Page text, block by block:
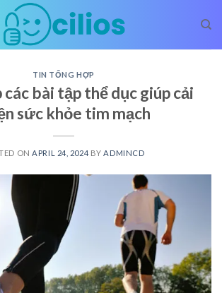
TIN TỔNG HỢP
bài tập thể dục giúp cải
sức khỏe tim mạch
ON APRIL 24, 2024 BY ADMINCD